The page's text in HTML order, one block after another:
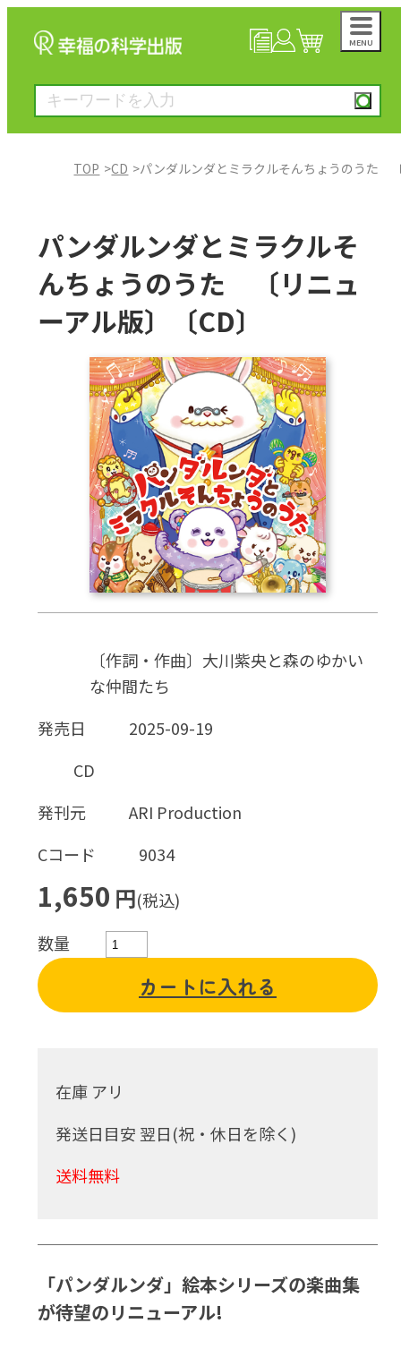
MENU
一般書
絵本
雑誌
CD
DVD・ブルーレイ
雑貨
外国語
TOP CD パンダルンダとミラクルそんちょうのうた
パンダルンダとミラクルそ
んちょうのうた 〔リニュ
ーアル版〕〔CD〕
〔作詞・作曲〕大川紫央と森のゆかい
な仲間たち
発売日
2025-09-19
CD
発刊元
ARI Production
Cコード
9034
1,650 円(税込)
数量
カートに入れる
在庫 アリ
発送日目安 翌日(祝・休日を除く)
送料無料
「パンダルンダ」絵本シリーズの楽曲集
が待望のリニューアル!